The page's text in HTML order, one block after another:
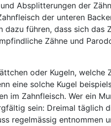
Absplitterungen der
der unteren
dazu führen, dass sich das
Zähne und
oder Kugeln, welche
eine solche Kugel
im Zahnfleisch. Wer ein
sein: Dreimal täglich
regelmässig entnommen